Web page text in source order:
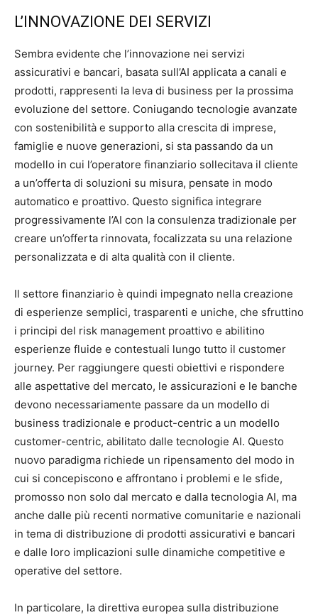
L’INNOVAZIONE DEI SERVIZI
Sembra evidente che l’innovazione nei servizi
assicurativi e bancari, basata sull’AI applicata a canali e
prodotti, rappresenti la leva di business per la prossima
evoluzione del settore. Coniugando tecnologie avanzate
con sostenibilità e supporto alla crescita di imprese,
famiglie e nuove generazioni, si sta passando da un
modello in cui l’operatore finanziario sollecitava il cliente
a un’offerta di soluzioni su misura, pensate in modo
automatico e proattivo. Questo significa integrare
progressivamente l’AI con la consulenza tradizionale per
creare un’offerta rinnovata, focalizzata su una relazione
personalizzata e di alta qualità con il cliente.
Il settore finanziario è quindi impegnato nella creazione
di esperienze semplici, trasparenti e uniche, che sfruttino
i principi del risk management proattivo e abilitino
esperienze fluide e contestuali lungo tutto il customer
journey. Per raggiungere questi obiettivi e rispondere
alle aspettative del mercato, le assicurazioni e le banche
devono necessariamente passare da un modello di
business tradizionale e product-centric a un modello
customer-centric, abilitato dalle tecnologie AI. Questo
nuovo paradigma richiede un ripensamento del modo in
cui si concepiscono e affrontano i problemi e le sfide,
promosso non solo dal mercato e dalla tecnologia AI, ma
anche dalle più recenti normative comunitarie e nazionali
in tema di distribuzione di prodotti assicurativi e bancari
e dalle loro implicazioni sulle dinamiche competitive e
operative del settore.
In particolare, la direttiva europea sulla distribuzione